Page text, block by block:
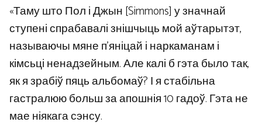
«Таму што Пол і Джын [Simmons] у значнай
ступені спрабавалі знішчыць мой аўтарытэт,
называючы мяне п’яніцай і наркаманам і
кімсьці ненадзейным. Але калі б гэта было так,
як я зрабіў пяць альбомаў? І я стабільна
гастралюю больш за апошнія 10 гадоў. Гэта не
мае ніякага сэнсу.